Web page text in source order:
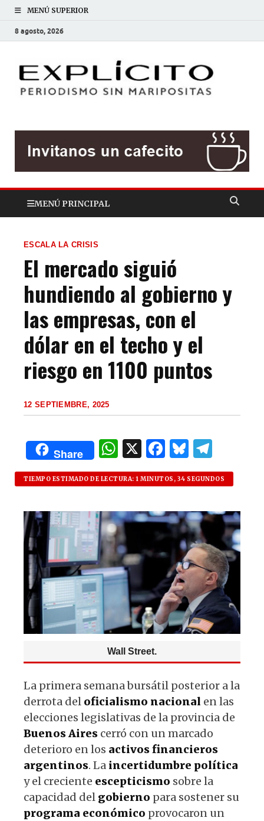
MENÚ SUPERIOR
8 agosto, 2026
MENÚ PRINCIPAL
ESCALA LA CRISIS
El mercado siguió
hundiendo al gobierno y
las empresas, con el
dólar en el techo y el
riesgo en 1100 puntos
12 SEPTIEMBRE, 2025
Share
W
h
at
s
A
p
p
X F
a
c
e
b
o
o
k
B
lu
es
k
y
el
e
g
ra
m
TIEMPO ESTIMADO DE LECTURA: 1 MINUTOS, 34 SEGUNDOS
Wall Street.
La primera semana bursátil posterior a la
derrota del oficialismo nacional en las
elecciones legislativas de la provincia de
Buenos Aires cerró con un marcado
deterioro en los activos financieros
argentinos. La incertidumbre política
y el creciente escepticismo sobre la
capacidad del gobierno para sostener su
programa económico provocaron un